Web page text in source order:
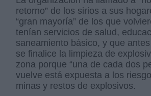
retorno” de los sirios a sus
“gran mayoría” de los que
tenían servicios de salud,
saneamiento básico, y que antes
se finalice la limpieza de
zona porque “una de cada dos
vuelve está expuesta a los
minas y restos de explosivos.